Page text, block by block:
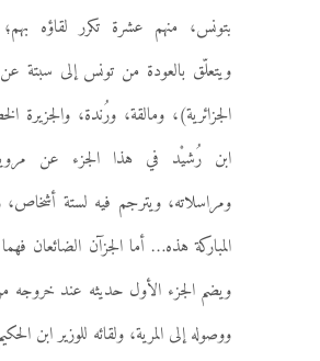
بتونس، منهم عشرة تكرر لقاؤه بهم؛
ويتعلّق بالعودة من تونس إلى سبتة
الجزائرية)، ومالقة، ورُندة، والجزيرة
ابن رُشيْد في هذا الجزء عن
ومراسلاته، ويترجم فيه لستة أشخاص،
المباركة هذه… أما الجزآن الضائعان
ويضم الجزء الأول حديثه عند خروجه